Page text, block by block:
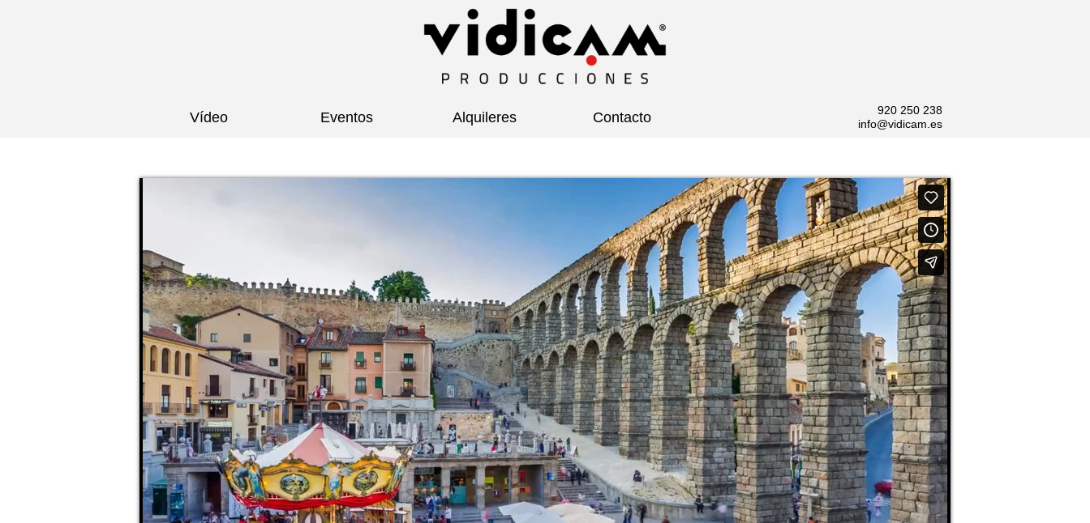
Vídeo Eventos Alquileres Contacto
920 250 238
info@vidicam.es